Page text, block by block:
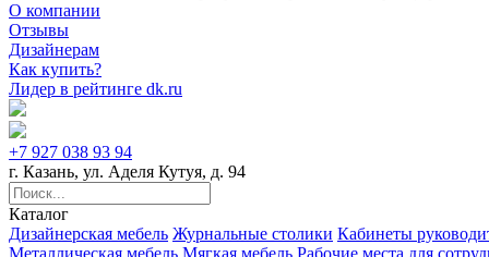
О компании
Отзывы
Дизайнерам
Как купить?
Лидер в рейтинге dk.ru
+7 927 038 93 94
г. Казань, ул. Аделя Кутуя, д. 94
Каталог
Дизайнерская мебель Журнальные столики Кабинеты